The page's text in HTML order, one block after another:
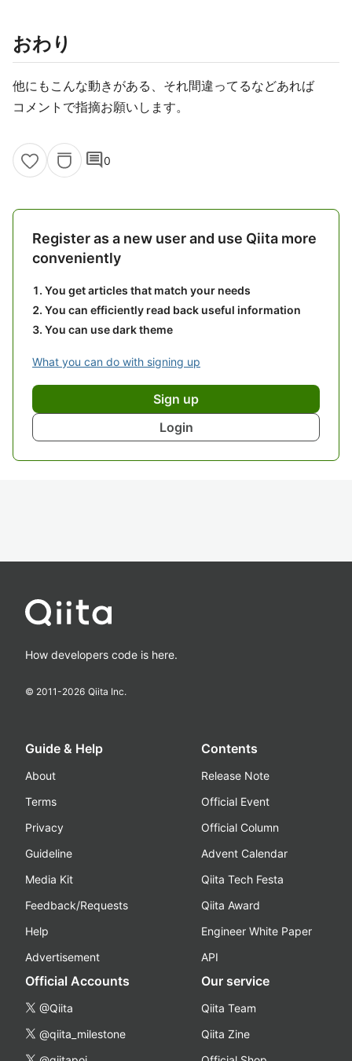
おわり
他にもこんな動きがある、それ間違ってるなどあれば
コメントで指摘お願いします。
comment0
Register as a new user and use Qiita more
conveniently
You get articles that match your needs
You can efficiently read back useful information
You can use dark theme
What you can do with signing up
Sign up
Login
How developers code is here.
© 2011-2026 Qiita Inc.
Guide & Help
About
Terms
Privacy
Guideline
Media Kit
Feedback/Requests
Help
Advertisement
Contents
Release Note
Official Event
Official Column
Advent Calendar
Qiita Tech Festa
Qiita Award
Engineer White Paper
API
Official Accounts
@Qiita
@qiita_milestone
Our service
Qiita Team
Qiita Zine